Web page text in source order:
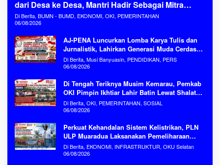
dari Desa ke Desa, Mantri Hadir Sebagai Mitra
Penggerak Ekonomi Kerakyatan
Di Berita, BUMN - BUMD, EKONOMI, OKI, PEMERINTAHAN
06/08/2026
AJ-PENA Luncurkan Lomba Karya Tulis dan
Jurnalistik, Lahirkan Generasi Muda Cerdas
Menjaga Aset Bangsa
Di Berita, Musi Banyuasin, PENDIDIKAN, PERS
06/08/2026
Di Tengah Teriknya Musim Kemarau, Pemkab
OKI Pimpin Ikhtiar Lahir Batin Lewat Shalat
Istisqa Memohon Turunnya Hujan
Di Berita, OKI, PEMERINTAHAN, SOSIAL
06/08/2026
Perkuat Kehandalan Sistem Kelistrikan, PLN
ULP Muaradua Laksanakan Pemeliharaan
ROW dan HAR Konstruksi Gabungan Secara
Terpadu
Di Berita, EKONOMI, INFRASTRUKTUR, OKU Selatan
06/08/2026